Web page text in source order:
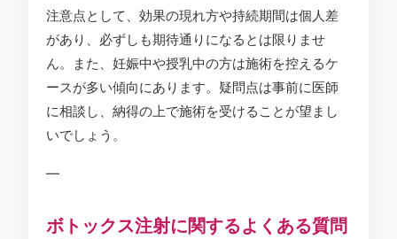
注意点として、効果の現れ方や持続期間は個人差
があり、必ずしも期待通りになるとは限りませ
ん。また、妊娠中や授乳中の方は施術を控えるケ
ースが多い傾向にあります。疑問点は事前に医師
に相談し、納得の上で施術を受けることが望まし
いでしょう。
—
ボトックス注射に関するよくある質問